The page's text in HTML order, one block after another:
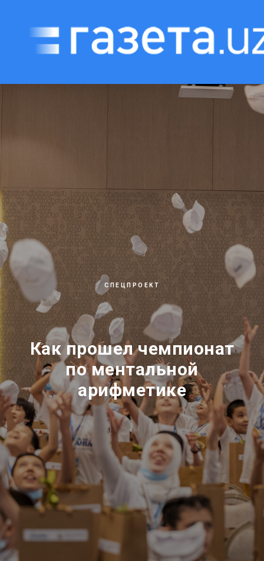
СПЕЦПРОЕКТ
Как прошел чемпионат
по ментальной
арифметике